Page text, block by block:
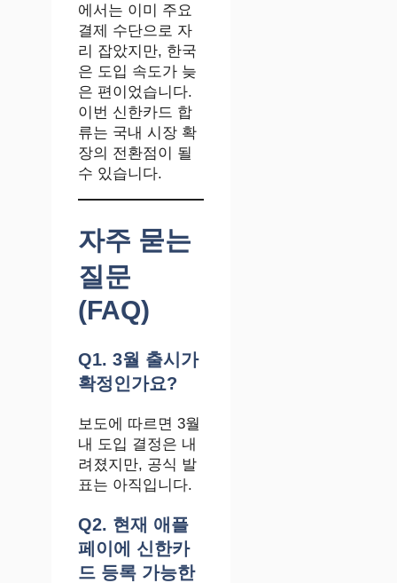
에서는 이미 주요
결제 수단으로 자
리 잡았지만, 한국
은 도입 속도가 늦
은 편이었습니다.
이번 신한카드 합
류는 국내 시장 확
장의 전환점이 될
수 있습니다.
자주 묻는
질문
(FAQ)
Q1. 3월 출시가
확정인가요?
보도에 따르면 3월
내 도입 결정은 내
려졌지만, 공식 발
표는 아직입니다.
Q2. 현재 애플
페이에 신한카
드 등록 가능한